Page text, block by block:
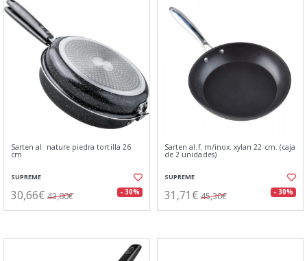
Sarten al. nature piedra tortilla 26
cm
SUPREME
30,66€ 43,80€ - 30%
Sarten al.f. m/inox. xylan 22 cm. (caja
de 2 unidades)
SUPREME
31,71€ 45,30€ - 30%